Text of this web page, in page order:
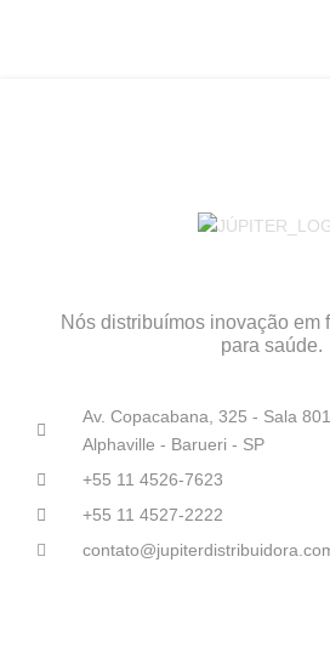
Nós distribuímos inovação em
para saúde.
Av. Copacabana, 325 - Sala
Alphaville - Barueri - SP
+55 11 4526-7623
+55 11 4527-2222